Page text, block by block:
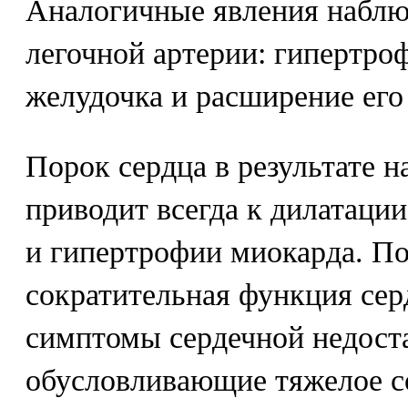
Аналогичные явления
легочной артерии:
желудочка и расширение
Порок сердца в результате
приводит всегда к
и гипертрофии миокарда.
сократительная функция
симптомы сердечной
обусловливающие тяжелое